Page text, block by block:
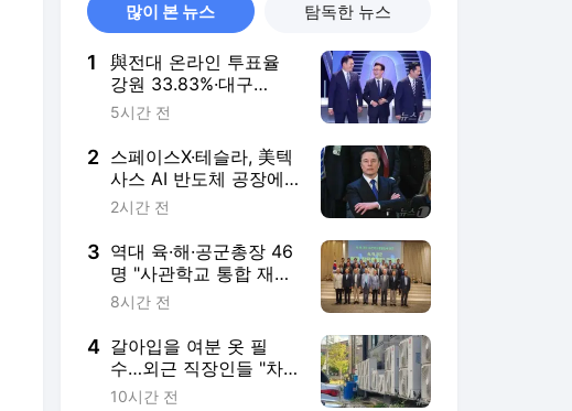
많이 본 뉴스 탐독한 뉴스
1
與전대 온라인 투표율
강원 33.83%·대구
61.72%·경북 60.12%
5시간 전
2 스페이스X·테슬라, 美텍
사스 AI 반도체 공장에
23조9000억원 투자
2시간 전
3 역대 육·해·공군총장 46
명 "사관학교 통합 재검
토해야"
8시간 전
4 갈아입을 여분 옷 필
수…외근 직장인들 "차
시동 끄는 게 두렵다"
10시간 전